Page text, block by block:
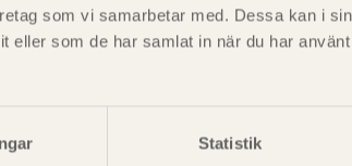
som vi samarbetar med. Dessa kan i
eller som de har samlat in när du har
Statistik